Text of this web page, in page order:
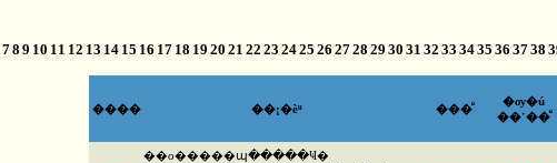
78 9 10 11 12 13 14 15 16 17 18 19 20 21 22 23 2425 26 2728 29 30 31 32 33 3435 36 3738
���� ��¡�èͧ ���ͧ
�ѹ�ú
��˹��ͧ
��о�����պ�����Ҹ�